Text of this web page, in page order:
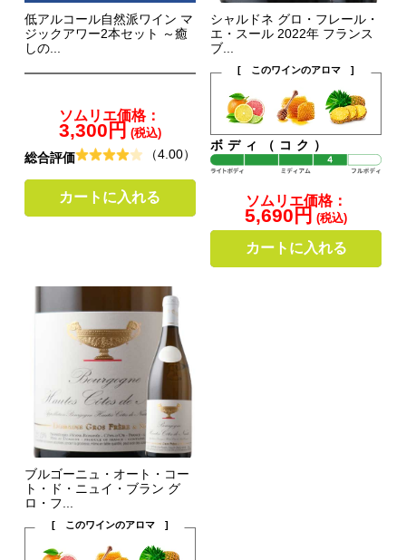
低アルコール自然派ワイン マ
ジックアワー2本セット ～癒
しの...
ソムリエ価格：
3,300円 (税込)
総合評価 （4.00）
カートに入れる
シャルドネ グロ・フレール・
エ・スール 2022年 フランス
ブ...
[ このワインのアロマ ]
ボディ（コク）
ソムリエ価格：
5,690円 (税込)
カートに入れる
ブルゴーニュ・オート・コー
ト・ド・ニュイ・ブラン グ
ロ・フ...
[ このワインのアロマ ]